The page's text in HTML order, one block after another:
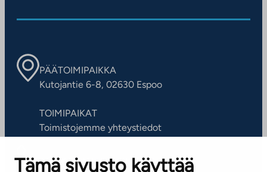
Tämä sivusto käyttää
PÄÄTOIMIPAIKKA
Kutojantie 6-8, 02630 Espoo
TOIMIPAIKAT
Toimistojemme yhteystiedot
ASIAKASPALVELUKESKUS